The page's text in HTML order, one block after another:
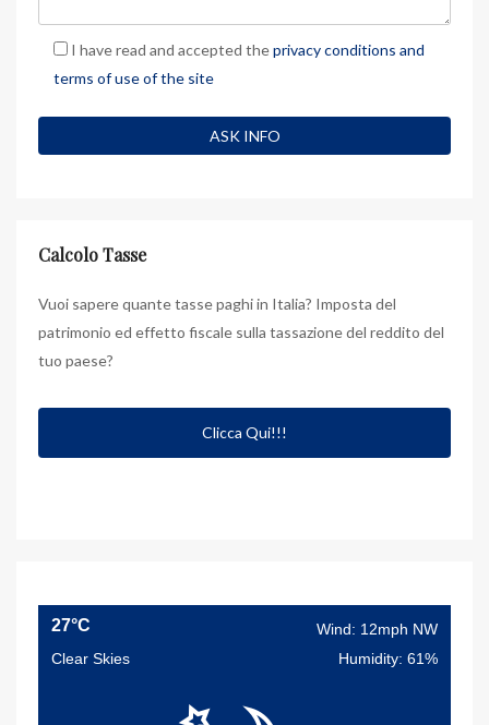
I have read and accepted theprivacy conditions and
terms of use of the site
Calcolo Tasse
Vuoi sapere quante tasse paghi in Italia? Imposta del
patrimonio ed effetto fiscale sulla tassazione del reddito del
tuo paese?
Clicca Qui!!!
27°C
Wind: 12mph NW
Clear Skies
Humidity: 61%